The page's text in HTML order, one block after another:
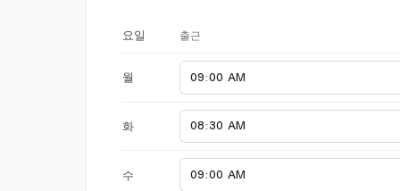
요일 출근
월
화
수